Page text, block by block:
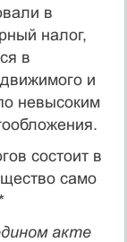
в
налог,
в
и
невысоким
состоит в
само
акте